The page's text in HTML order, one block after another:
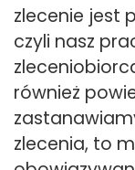
zlecenie jest
czyli nasz
również
zlecenia, to